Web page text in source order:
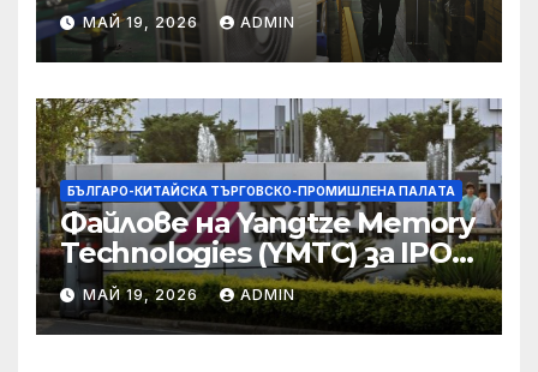
икономическите и
търговски консултации:
министерство
МАЙ 19, 2026 ADMIN
БЪЛГАРО-КИТАЙСКА ТЪРГОВСКО-ПРОМИШЛЕНА ПАЛAТА
Файлове на Yangtze Memory
Technologies (YMTC) за IPO
на STAR Market
МАЙ 19, 2026 ADMIN